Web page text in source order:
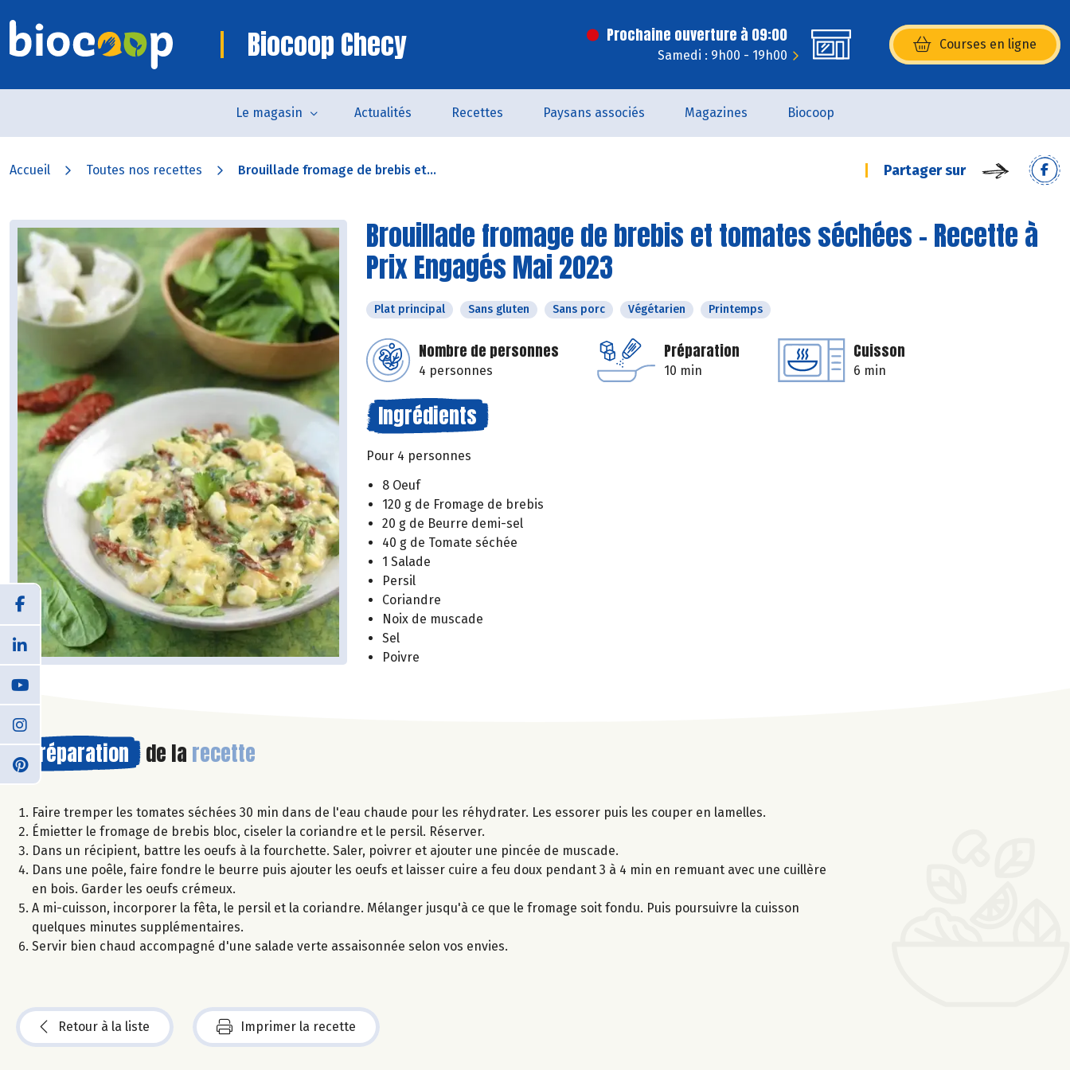
Biocoop Checy Prochaine ouverture à 09:00
Samedi : 9h00 - 19h00
Courses en ligne
(s’ouvre dans une nouvelle
Le magasin Actualités Recettes Paysans associés Magazines Biocoop
Accueil Toutes nos recettes Brouillade fromage de brebis et... Partager sur
Brouillade fromage de brebis et tomates séchées - Recette à
Prix Engagés Mai 2023
Plat principal Sans gluten Sans porc Végétarien Printemps
Nombre de personnes
4 personnes
Préparation
10 min
Cuisson
6 min
Ingrédients
Pour 4 personnes
8 Oeuf
120 g de Fromage de brebis
20 g de Beurre demi-sel
40 g de Tomate séchée
1 Salade
Persil
Coriandre
Noix de muscade
Sel
Poivre
Préparation de la recette
Faire tremper les tomates séchées 30 min dans de l'eau chaude pour les réhydrater. Les essorer puis les couper en lamelles.
Émietter le fromage de brebis bloc, ciseler la coriandre et le persil. Réserver.
Dans un récipient, battre les oeufs à la fourchette. Saler, poivrer et ajouter une pincée de muscade.
Dans une poêle, faire fondre le beurre puis ajouter les oeufs et laisser cuire a feu doux pendant 3 à 4 min en remuant avec une cuillère
en bois. Garder les oeufs crémeux.
A mi-cuisson, incorporer la fêta, le persil et la coriandre. Mélanger jusqu'à ce que le fromage soit fondu. Puis poursuivre la cuisson
quelques minutes supplémentaires.
Servir bien chaud accompagné d'une salade verte assaisonnée selon vos envies.
Retour à la liste Imprimer la recette